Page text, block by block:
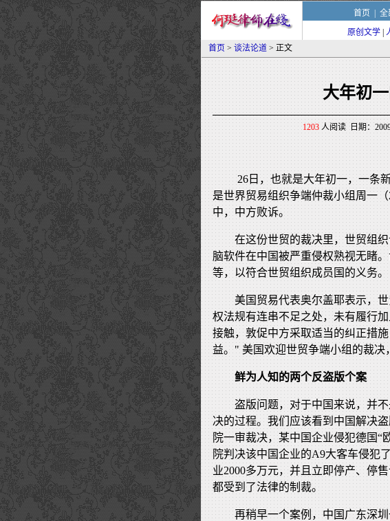
首页 全
原创文学
首页 > 谈法论道> 正文
大年初
1203人阅读 日期：
26日，也就是大年初一，一条
是世界贸易组织争端仲裁小组周一
中，中方败诉。
在这份世贸的裁决里，世贸组
脑软件在中国被严重侵权熟视无睹
等，以符合世贸组织成员国的义务。
美国贸易代表奥尔盖耶表示，
权法规有连串不足之处，未有履行
接触，敦促中方采取适当的纠正措
益。" 美国欢迎世贸争端小组的裁决
鲜为人知的两个反盗版个案
盗版问题，对于中国来说，并
决的过程。我们应该看到中国解决
院一审裁决，某中国企业侵犯德国“
院判决该中国企业的A9大客车侵犯
业2000多万元，并且立即停产、停
都受到了法律的制裁。
再稍早一个案例，中国广东深